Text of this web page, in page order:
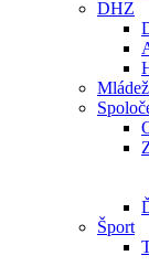
DHZ
Mládež
Šport